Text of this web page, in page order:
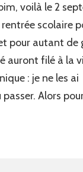
voilà le 2
rentrée scolaire
pour autant de
auront filé à la
: je ne les ai
Alors